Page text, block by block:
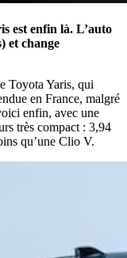
est enfin là. L’auto
et change
Toyota Yaris, qui
en France, malgré
enfin, avec une
très compact : 3,94
qu’une Clio V.